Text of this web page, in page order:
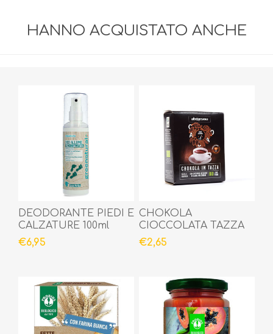
HANNO ACQUISTATO ANCHE
DEODORANTE PIEDI E
CALZATURE 100ml
€6,95
CHOKOLA
CIOCCOLATA TAZZA
BIO 125gr
€2,65